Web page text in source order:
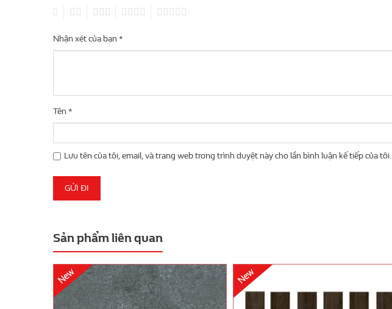
Nhận xét của bạn*
Tên*
Lưu tên của tôi, email, và trang web trong trình duyệt này cho lần bình luận kế tiếp của tôi.
Sản phẩm liên quan